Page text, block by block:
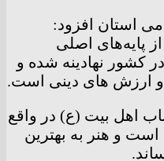
استان افزود:
پایه‌های اصلی
کشور نهادینه شده و
و ارزش های دینی است.
اهل بیت (ع) در واقع
و هنر به بهترین